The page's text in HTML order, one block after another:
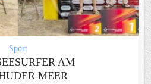
Sport
AM
MEER